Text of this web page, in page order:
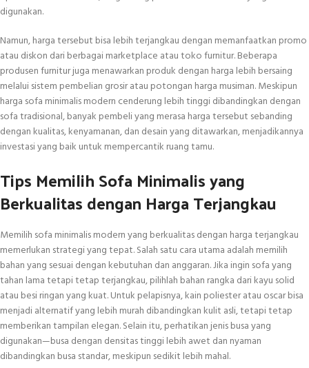
digunakan.
Namun, harga tersebut bisa lebih terjangkau dengan memanfaatkan promo
atau diskon dari berbagai marketplace atau toko furnitur. Beberapa
produsen furnitur juga menawarkan produk dengan harga lebih bersaing
melalui sistem pembelian grosir atau potongan harga musiman. Meskipun
harga sofa minimalis modern cenderung lebih tinggi dibandingkan dengan
sofa tradisional, banyak pembeli yang merasa harga tersebut sebanding
dengan kualitas, kenyamanan, dan desain yang ditawarkan, menjadikannya
investasi yang baik untuk mempercantik ruang tamu.
Tips Memilih Sofa Minimalis yang
Berkualitas dengan Harga Terjangkau
Memilih sofa minimalis modern yang berkualitas dengan harga terjangkau
memerlukan strategi yang tepat. Salah satu cara utama adalah memilih
bahan yang sesuai dengan kebutuhan dan anggaran. Jika ingin sofa yang
tahan lama tetapi tetap terjangkau, pilihlah bahan rangka dari kayu solid
atau besi ringan yang kuat. Untuk pelapisnya, kain poliester atau oscar bisa
menjadi alternatif yang lebih murah dibandingkan kulit asli, tetapi tetap
memberikan tampilan elegan. Selain itu, perhatikan jenis busa yang
digunakan—busa dengan densitas tinggi lebih awet dan nyaman
dibandingkan busa standar, meskipun sedikit lebih mahal.